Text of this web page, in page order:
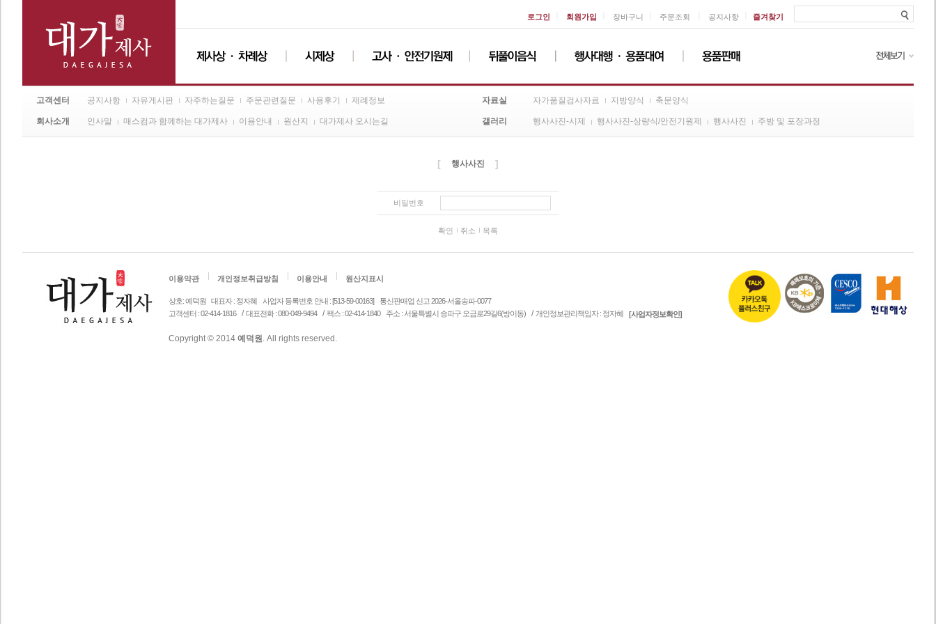
즐겨찾기
로그인 회원가입 장바구니 주문조회 공지사항
고객센터 공지사항 자유게시판 자주하는질문 주문관련질문 사용후기 제례정보 자료실 자가품질검사자료 지방양식 축문양식
회사소개 인사말 매스컴과 함께하는 대가제사 이용안내 원산지 대가제사 오시는길 갤러리 행사사진-시제 행사사진-상량식/안전기원제 행사사진 주방 및 포장과정
[ 행사사진 ]
비밀번호
확인 취소 목록
이용약관 개인정보취급방침 이용안내 원산지표시
상호: 예덕원 대표자 : 정자혜 사업자 등록번호 안내 : [513-59-00163]
통신판매업 신고 2026-서울송파-0077
고객센터 : 02-414-1816
/대표전화 : 080-049-9494 /팩스 : 02-414-1840 주소 : 서울특별시 송파구 오금로29길6(방이동) / 개인정보관리책임자 : 정자혜 [사업자정보확인]
Copyright © 2014 예덕원 . All rights reserved.